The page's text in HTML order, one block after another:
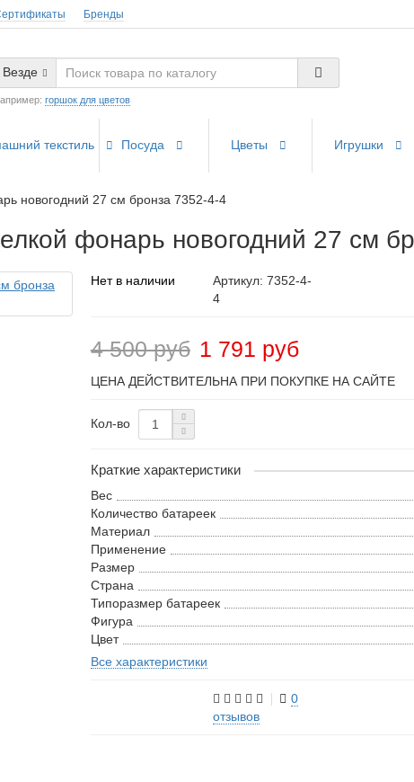
Бренды
Везде
горшок для цветов
текстиль Посуда Цветы Игрушки
новогодний 27 см бронза 7352-4-4
фонарь новогодний 27 см
Нет в наличии
Артикул: 7352-4-
4
4 500 руб 1 791 руб
ЦЕНА ДЕЙСТВИТЕЛЬНА ПРИ ПОКУПКЕ НА САЙТЕ
Кол-во
Краткие характеристики
Вес
Количество батареек
Материал
Применение
Размер
Страна
Типоразмер батареек
Фигура
Цвет
Все характеристики
0
отзывов